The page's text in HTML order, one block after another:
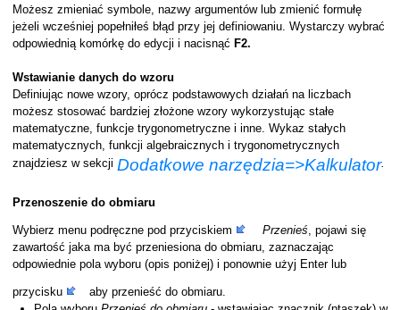
Możesz zmieniać symbole, nazwy argumentów lub zmienić formułę
jeżeli wcześniej popełniłeś błąd przy jej definiowaniu. Wystarczy wybrać
odpowiednią komórkę do edycji i nacisnąć F2.
Wstawianie danych do wzoru
Definiując nowe wzory, oprócz podstawowych działań na liczbach
możesz stosować bardziej złożone wzory wykorzystując stałe
matematyczne, funkcje trygonometryczne i inne. Wykaz stałych
matematycznych, funkcji algebraicznych i trygonometrycznych
znajdziesz w sekcji Dodatkowe narzędzia=>Kalkulator.
Przenoszenie do obmiaru
Wybierz menu podręczne pod przyciskiem Przenieś, pojawi się
zawartość jaka ma być przeniesiona do obmiaru, zaznaczając
odpowiednie pola wyboru (opis poniżej) i ponownie użyj Enter lub
przycisku
aby przenieść do obmiaru.